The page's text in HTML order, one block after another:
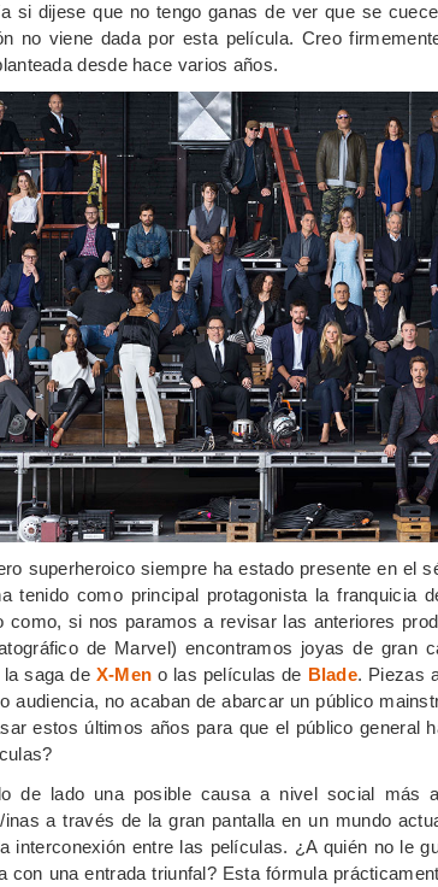
si dijese que no tengo ganas de ver que se
no viene dada por esta película. Creo
desde hace varios años.
superheroico siempre ha estado presente en el
tenido como principal protagonista la franquicia
como, si nos paramos a revisar las anteriores
de Marvel) encontramos joyas de gran
la saga de X-Men o las películas de Blade. Piezas
audiencia, no acaban de abarcar un público
estos últimos años para que el público general
de lado una posible causa a nivel social más
inas a través de la gran pantalla en un mundo
interconexión entre las películas. ¿A quién no le
con una entrada triunfal? Esta fórmula